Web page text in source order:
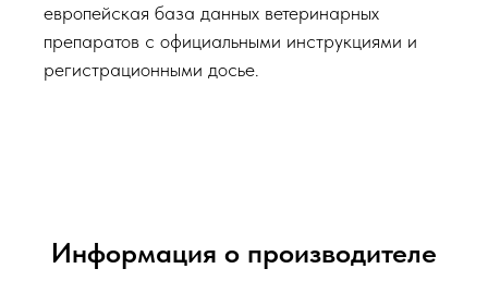
европейская база данных ветеринарных
препаратов с официальными инструкциями и
регистрационными досье.
Информация о производителе